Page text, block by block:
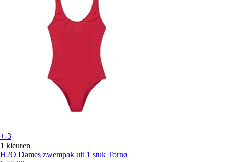
+-3
1 kleuren
H2O Dames zwempak uit 1 stuk Tornø